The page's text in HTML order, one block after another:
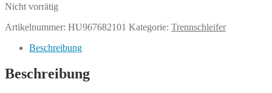
Nicht vorrätig
Artikelnummer: HU967682101 Kategorie: Trennschleifer
Beschreibung
Beschreibung